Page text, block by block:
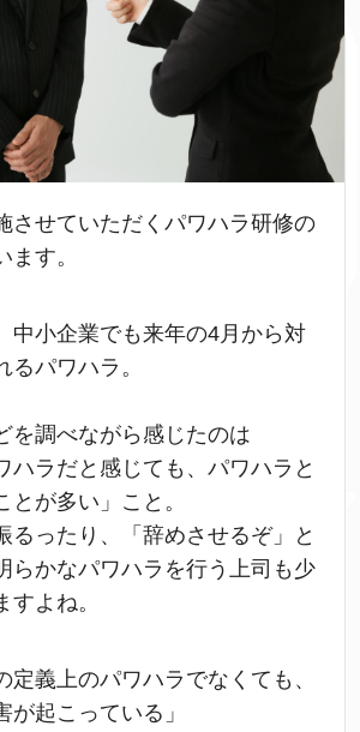
させていただくパワハラ研修の
す。
中小企業でも来年の4月から対
るパワハラ。
を調べながら感じたのは
ハラだと感じても、パワハラと
とが多い」こと。
るったり、「辞めさせるぞ」と
らかなパワハラを行う上司も少
すよね。
定義上のパワハラでなくても、
が起こっている」